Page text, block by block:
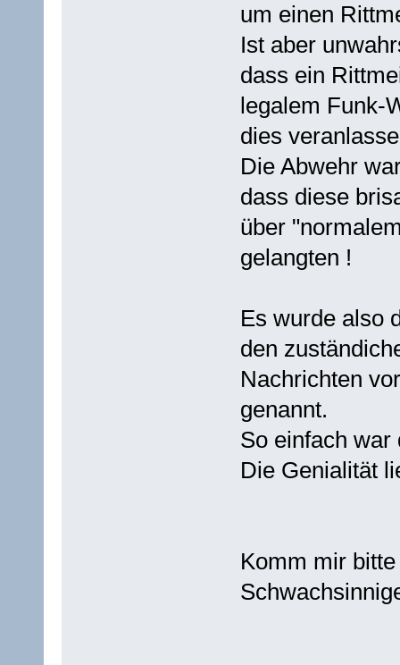
um einen
Ist aber
dass ein
legalem Funk-
dies
Die Abwehr
dass diese
über
gelangten !
Es wurde also
den
Nachrichten
genannt.
So einfach war
Die Genialität
Komm mir